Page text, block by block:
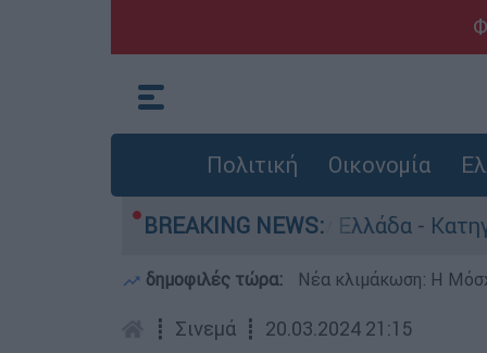
Πολιτική Οικονομία
BREAKING NEWS:
ανθρωποκτονίες στην Ελλάδα -
δημοφιλές τώρα: Νέα κλιμάκωση: Η
┋ Σινεμά ┋ 20.03.2024 21:15